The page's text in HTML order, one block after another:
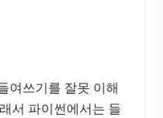
여쓰기를 잘못 이해
서 파이썬에서는 들